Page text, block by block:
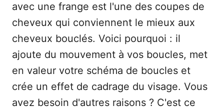
avec une frange est l'une des coupes de
cheveux qui conviennent le mieux aux
cheveux bouclés. Voici pourquoi : il
ajoute du mouvement à vos boucles, met
en valeur votre schéma de boucles et
crée un effet de cadrage du visage. Vous
avez besoin d'autres raisons ? C'est ce